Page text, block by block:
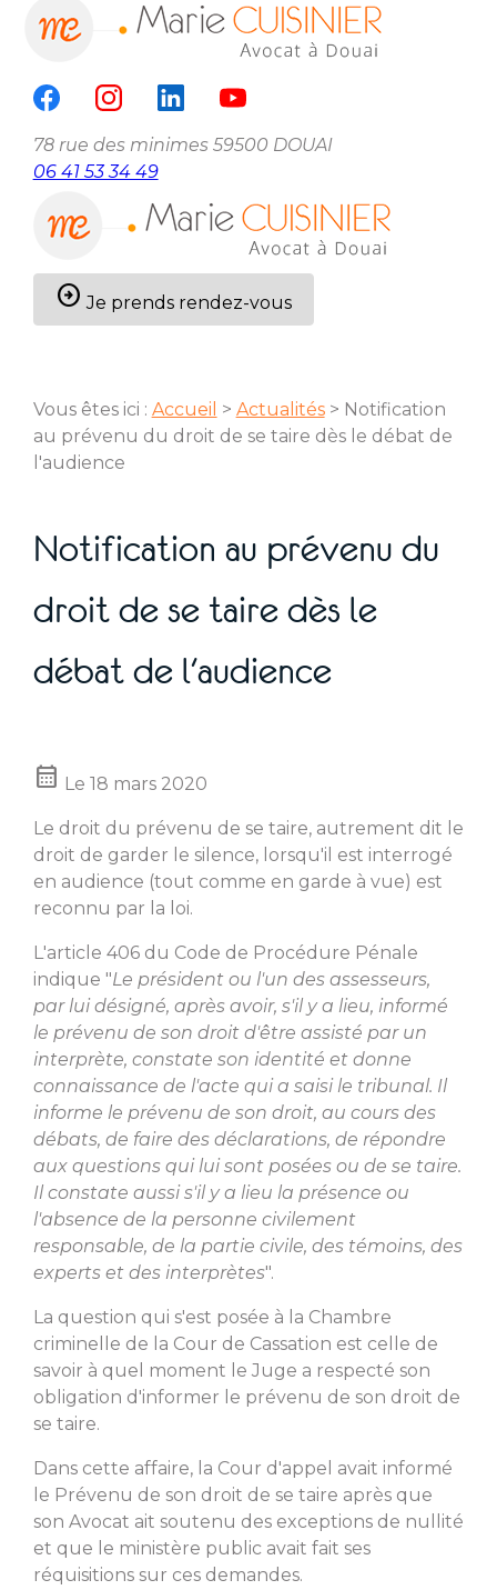
78 rue des minimes 59500 DOUAI
06 41 53 34 49
arrow_circle_right Je prends rendez-vous
Vous êtes ici : Accueil > Actualités> Notification
au prévenu du droit de se taire dès le débat de
l'audience
Notification au prévenu du
droit de se taire dès le
débat de l'audience
calendar_month Le 18 mars 2020
Le droit du prévenu de se taire, autrement dit le
droit de garder le silence, lorsqu'il est interrogé
en audience (tout comme en garde à vue) est
reconnu par la loi.
L'article 406 du Code de Procédure Pénale
indique "Le président ou l'un des assesseurs,
par lui désigné, après avoir, s'il y a lieu, informé
le prévenu de son droit d'être assisté par un
interprète, constate son identité et donne
connaissance de l'acte qui a saisi le tribunal. Il
informe le prévenu de son droit, au cours des
débats, de faire des déclarations, de répondre
aux questions qui lui sont posées ou de se taire.
Il constate aussi s'il y a lieu la présence ou
l'absence de la personne civilement
responsable, de la partie civile, des témoins, des
experts et des interprètes".
La question qui s'est posée à la Chambre
criminelle de la Cour de Cassation est celle de
savoir à quel moment le Juge a respecté son
obligation d'informer le prévenu de son droit de
se taire.
Dans cette affaire, la Cour d'appel avait informé
le Prévenu de son droit de se taire après que
son Avocat ait soutenu des exceptions de nullité
et que le ministère public avait fait ses
réquisitions sur ces demandes.
Panneau de gestion des cookies